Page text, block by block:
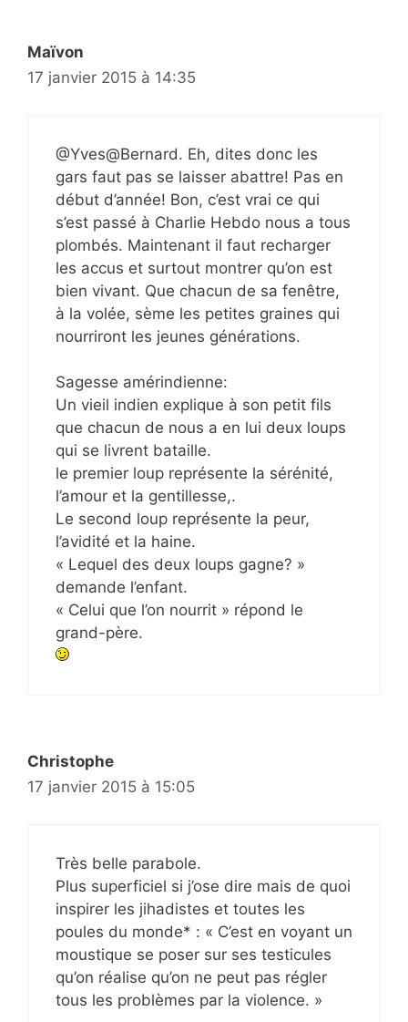
Maïvon
17 janvier 2015 à 14:35
@Yves@Bernard. Eh, dites donc les
gars faut pas se laisser abattre! Pas en
début d’année! Bon, c’est vrai ce qui
s’est passé à Charlie Hebdo nous a tous
plombés. Maintenant il faut recharger
les accus et surtout montrer qu’on est
bien vivant. Que chacun de sa fenêtre,
à la volée, sème les petites graines qui
nourriront les jeunes générations.
Sagesse amérindienne:
Un vieil indien explique à son petit fils
que chacun de nous a en lui deux loups
qui se livrent bataille.
le premier loup représente la sérénité,
l’amour et la gentillesse,.
Le second loup représente la peur,
l’avidité et la haine.
« Lequel des deux loups gagne? »
demande l’enfant.
« Celui que l’on nourrit » répond le
grand-père.
Christophe
17 janvier 2015 à 15:05
Très belle parabole.
Plus superficiel si j’ose dire mais de quoi
inspirer les jihadistes et toutes les
poules du monde* : « C’est en voyant un
moustique se poser sur ses testicules
qu’on réalise qu’on ne peut pas régler
tous les problèmes par la violence. »